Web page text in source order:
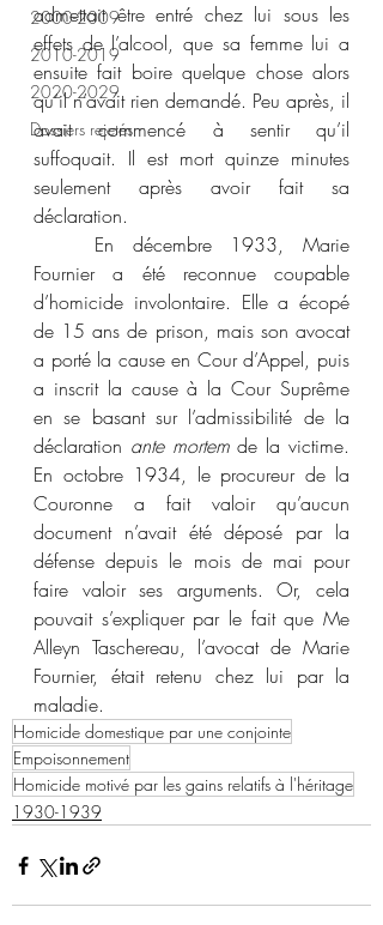
2000-2009
2010-2019
2020-2029
Dossiers rejetés
admettait être entré chez lui sous les
effets de l’alcool, que sa femme lui a
ensuite fait boire quelque chose alors
qu’il n’avait rien demandé. Peu après, il
avait commencé à sentir qu’il
suffoquait. Il est mort quinze minutes
seulement après avoir fait sa
déclaration.
Fournier a été reconnue coupable
d’homicide involontaire. Elle a écopé
de 15 ans de prison, mais son avocat
a porté la cause en Cour d’Appel, puis
a inscrit la cause à la Cour Suprême
en se basant sur l’admissibilité de la
déclaration ante mortem de la victime.
En octobre 1934, le procureur de la
Couronne a fait valoir qu’aucun
document n’avait été déposé par la
défense depuis le mois de mai pour
faire valoir ses arguments. Or, cela
pouvait s’expliquer par le fait que Me
Alleyn Taschereau, l’avocat de Marie
Fournier, était retenu chez lui par la
maladie.
Homicide domestique par une conjointe
Empoisonnement
Homicide motivé par les gains relatifs à l'héritage
1930-1939